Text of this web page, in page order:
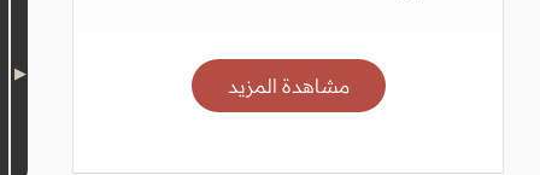
مشاهدة المزيد